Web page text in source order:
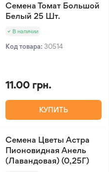
Семена Томат Большой
Белый 25 Шт.
В наличии
Код товара: 30514
11.00 грн.
КУПИТЬ
Семена Цветы Астра
Пионовидная Анель
(Лавандовая) (0,25Г)